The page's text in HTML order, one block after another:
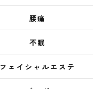
腰痛
不眠
フェイシャルエステ